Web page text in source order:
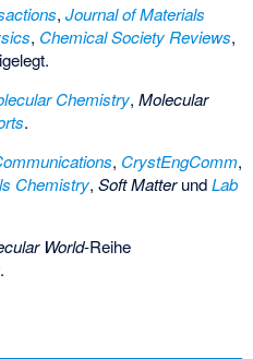
, Journal of Materials
, Chemical Society Reviews,
Chemistry, Molecular
.
, CrystEngComm,
Chemistry, Soft MatterundLab
World-Reihe
.